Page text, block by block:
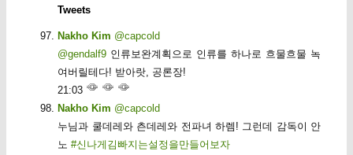
Tweets
Nakho Kim @capcold
@gendalf9 인류보완계획으로 인류를 하나로 흐물흐물 녹
여버릴테다! 받아랏, 공론장!
21:03
Nakho Kim @capcold
누님과 쿨데레와 츤데레와 전파녀 하렘! 그런데 감독이 안
노#신나게김빠지는설정을만들어보자